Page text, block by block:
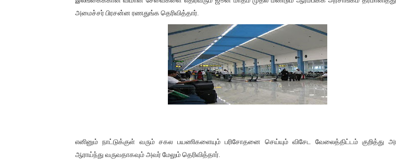
01/11/2021 Scotland ல் நடைபெறும் கண்டனப் போராட்டத்திற்கு
பாலச்சந்திரன் மற்றும் தன்னிடம் படித்த மாணவர்கள் தொடர்பில் நாடாளுமன்றத்தில்
பிரிட்டனால் கடத்தப்படும் நிலையில் இலங்கைத் தமிழ் குடும்பம்!! நடந்தது என்ன
வர்ராரு...வர்ராரு... அண்ணாத்த : ரஜினிக்காக இலங்கை பாடலாசிரியர் வெளியிட்ட...
கைது செய்யப்பட்ட இளைஞன் உயிரிழப்பு - கொதித்தெழுந்த பிரதேசவாசிகள்!
சிறுமியை பாலியல் வன்கொடுமை செய்த முதியவருக்கு வழங்கப்பட்ட தண்டனை
அமைச்சர் பிரசன்ன ரணதுங்க தெரிவித்தார்.
எனினும் நாட்டுக்குள் வரும் சகல பயணிகளையும் பரிசோதனை செய்யும் விசேட வேலைத்திட்டம் குறித்து
ஆராய்ந்து வருவதாகவும் அவர் மேலும் தெரிவித்தார்.